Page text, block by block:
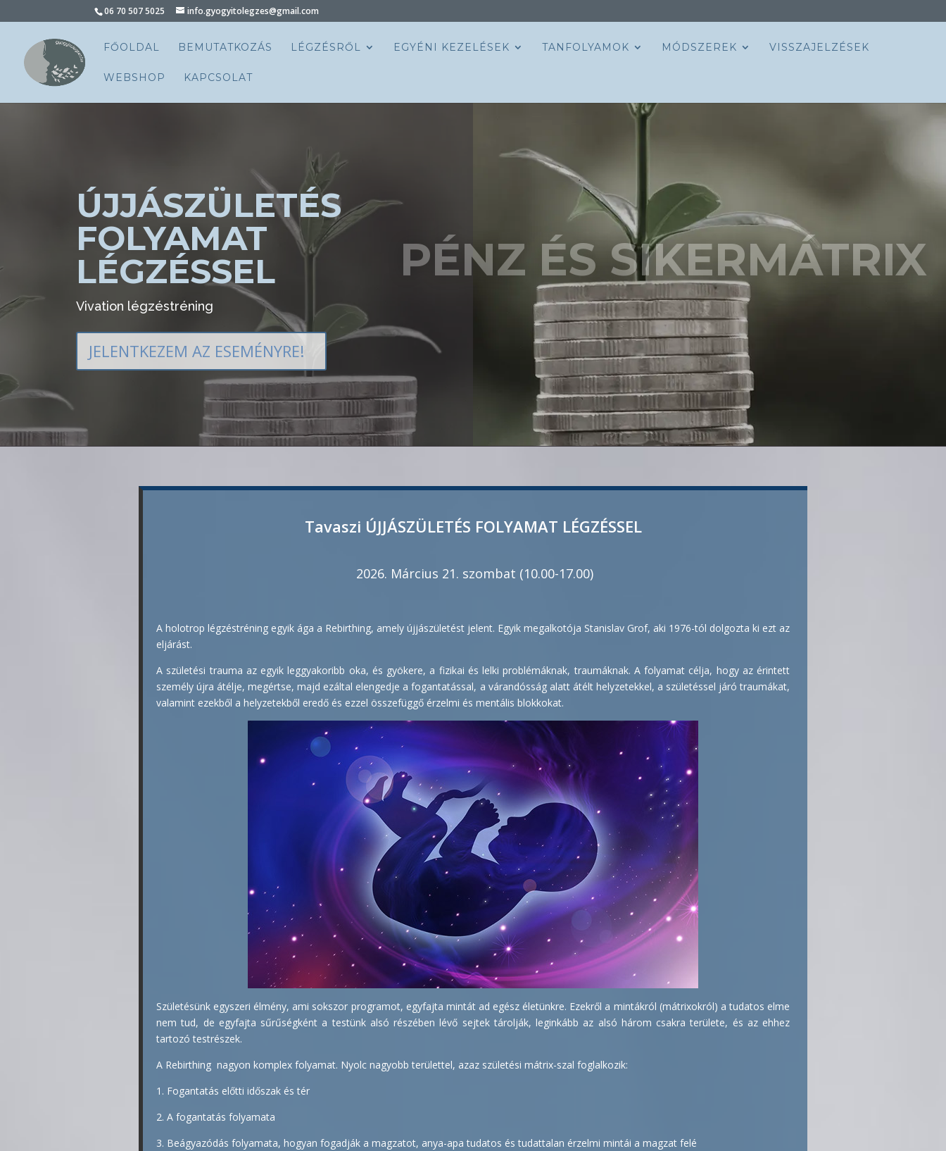
06 70 507 5025 info.gyogyitolegzes@gmail.com
FŐOLDAL BEMUTATKOZÁS LÉGZÉSRŐL EGYÉNI KEZELÉSEK TANFOLYAMOK MÓDSZEREK VISSZAJELZÉSEK
WEBSHOP KAPCSOLAT
ÚJJÁSZÜLETÉS
FOLYAMAT
LÉGZÉSSEL
Vivation légzéstréning
JELENTKEZEM AZ ESEMÉNYRE!
PÉNZ ÉS SIKERMÁTRIX
Tavaszi ÚJJÁSZÜLETÉS FOLYAMAT LÉGZÉSSEL
2026. Március 21. szombat (10.00-17.00)
A holotrop légzéstréning egyik ága a Rebirthing, amely újjászületést jelent. Egyik megalkotója Stanislav Grof, aki 1976-tól dolgozta ki ezt az
eljárást.
A születési trauma az egyik leggyakoribb oka, és gyökere, a fizikai és lelki problémáknak, traumáknak. A folyamat célja, hogy az érintett
személy újra átélje, megértse, majd ezáltal elengedje a fogantatással, a várandósság alatt átélt helyzetekkel, a születéssel járó traumákat,
valamint ezekből a helyzetekből eredő és ezzel összefüggő érzelmi és mentális blokkokat.
Születésünk egyszeri élmény, ami sokszor programot, egyfajta mintát ad egész életünkre. Ezekről a mintákról (mátrixokról) a tudatos elme
nem tud, de egyfajta sűrűségként a testünk alsó részében lévő sejtek tárolják, leginkább az alsó három csakra területe, és az ehhez
tartozó testrészek.
A Rebirthing nagyon komplex folyamat. Nyolc nagyobb területtel, azaz születési mátrix-szal foglalkozik:
1. Fogantatás előtti időszak és tér
2. A fogantatás folyamata
3. Beágyazódás folyamata, hogyan fogadják a magzatot, anya-apa tudatos és tudattalan érzelmi mintái a magzat felé